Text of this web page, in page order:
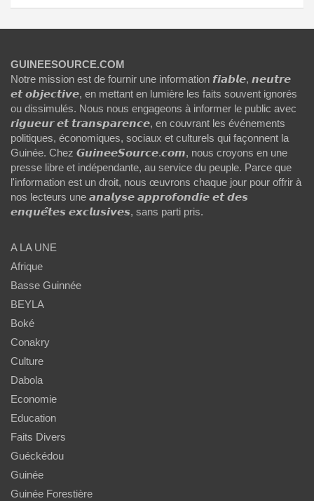
GUINEESOURCE.COM
Notre mission est de fournir une information 𝙛𝙞𝙖𝙗𝙡𝙚, 𝙣𝙚𝙪𝙩𝙧𝙚
𝙚𝙩 𝙤𝙗𝙟𝙚𝙘𝙩𝙞𝙫𝙚, en mettant en lumière les faits souvent ignorés
ou dissimulés. Nous nous engageons à informer le public avec
𝙧𝙞𝙜𝙪𝙚𝙪𝙧 𝙚𝙩 𝙩𝙧𝙖𝙣𝙨𝙥𝙖𝙧𝙚𝙣𝙘𝙚, en couvrant les événements
politiques, économiques, sociaux et culturels qui façonnent la
Guinée. Chez 𝙂𝙪𝙞𝙣𝙚𝙚𝙎𝙤𝙪𝙧𝙘𝙚.𝙘𝙤𝙢, nous croyons en une
presse libre et indépendante, au service du peuple. Parce que
l'information est un droit, nous œuvrons chaque jour pour offrir à
nos lecteurs une 𝙖𝙣𝙖𝙡𝙮𝙨𝙚 𝙖𝙥𝙥𝙧𝙤𝙛𝙤𝙣𝙙𝙞𝙚 𝙚𝙩 𝙙𝙚𝙨
𝙚𝙣𝙦𝙪𝙚̂𝙩𝙚𝙨 𝙚𝙭𝙘𝙡𝙪𝙨𝙞𝙫𝙚𝙨, sans parti pris.
A LA UNE
Afrique
Basse Guinnée
BEYLA
Boké
Conakry
Culture
Dabola
Economie
Education
Faits Divers
Guéckédou
Guinée
Guinée Forestière